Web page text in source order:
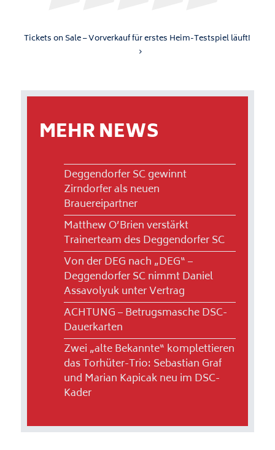
Tickets on Sale – Vorverkauf für erstes Heim-Testspiel läuft!
MEHR NEWS
Deggendorfer SC gewinnt
Zirndorfer als neuen
Brauereipartner
Matthew O’Brien verstärkt
Trainerteam des Deggendorfer SC
Von der DEG nach „DEG“ –
Deggendorfer SC nimmt Daniel
Assavolyuk unter Vertrag
ACHTUNG – Betrugsmasche DSC-
Dauerkarten
Zwei „alte Bekannte“ komplettieren
das Torhüter-Trio: Sebastian Graf
und Marian Kapicak neu im DSC-
Kader